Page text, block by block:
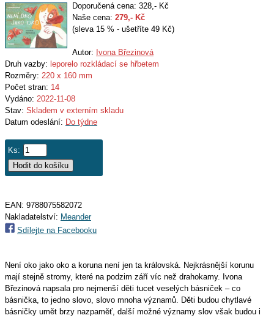
Doporučená cena: 328,- Kč
Naše cena: 279,- Kč
(sleva 15 % - ušetříte 49 Kč)
Autor: Ivona Březinová
Druh vazby: leporelo rozkládací se hřbetem
Rozměry: 220 x 160 mm
Počet stran: 14
Vydáno: 2022-11-08
Stav: Skladem v externím skladu
Datum odeslání: Do týdne
Ks:
EAN: 9788075582072
Nakladatelství: Meander
Sdílejte na Facebooku
Není oko jako oko a koruna není jen ta královská. Nejkrásnější korunu
mají stejně stromy, které na podzim září víc než drahokamy. Ivona
Březinová napsala pro nejmenší děti tucet veselých básniček – co
básnička, to jedno slovo, slovo mnoha významů. Děti budou chytlavé
básničky umět brzy nazpaměť, další možné významy slov však budou i